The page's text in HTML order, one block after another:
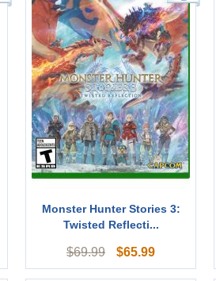
Monster Hunter Stories 3:
Twisted Reflecti...
$69.99 $65.99